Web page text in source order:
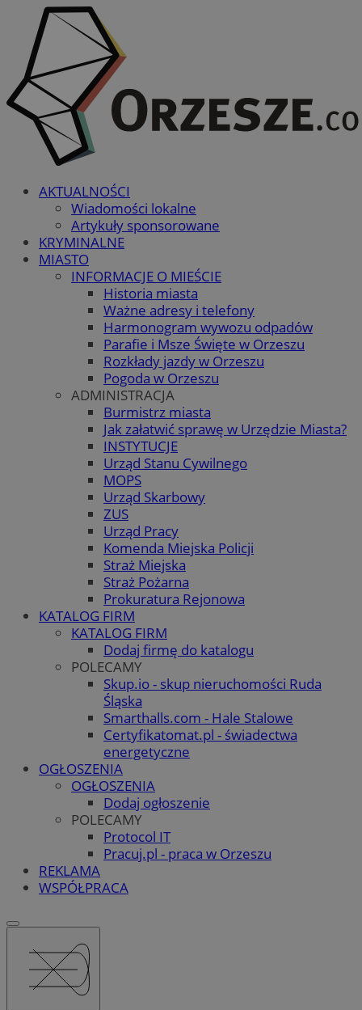
AKTUALNOŚCI
Wiadomości lokalne
Artykuły sponsorowane
KRYMINALNE
MIASTO
INFORMACJE O MIEŚCIE
Historia miasta
Ważne adresy i telefony
Harmonogram wywozu odpadów
Parafie i Msze Święte w Orzeszu
Rozkłady jazdy w Orzeszu
Pogoda w Orzeszu
ADMINISTRACJA
Burmistrz miasta
Jak załatwić sprawę w Urzędzie Miasta?
INSTYTUCJE
Urząd Stanu Cywilnego
MOPS
Urząd Skarbowy
ZUS
Urząd Pracy
Komenda Miejska Policji
Straż Miejska
Straż Pożarna
Prokuratura Rejonowa
KATALOG FIRM
KATALOG FIRM
Dodaj firmę do katalogu
POLECAMY
Skup.io - skup nieruchomości Ruda
Śląska
Smarthalls.com - Hale Stalowe
Certyfikatomat.pl - świadectwa
energetyczne
OGŁOSZENIA
OGŁOSZENIA
Dodaj ogłoszenie
POLECAMY
Protocol IT
Pracuj.pl - praca w Orzeszu
REKLAMA
WSPÓŁPRACA